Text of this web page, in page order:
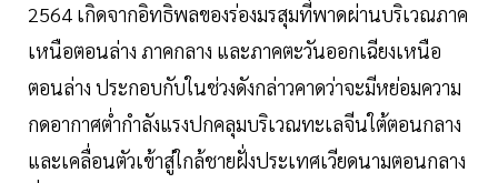
2564 เกิดจากอิทธิพลของร่องมรสุมที่พาดผ่านบริเวณภาค
เหนือตอนล่าง ภาคกลาง และภาคตะวันออกเฉียงเหนือ
ตอนล่าง ประกอบกับในช่วงดังกล่าวคาดว่าจะมีหย่อมความ
กดอากาศต่ำกำลังแรงปกคลุมบริเวณทะเลจีนใต้ตอนกลาง
และเคลื่อนตัวเข้าสู่ใกล้ชายฝั่งประเทศเวียดนามตอนกลาง